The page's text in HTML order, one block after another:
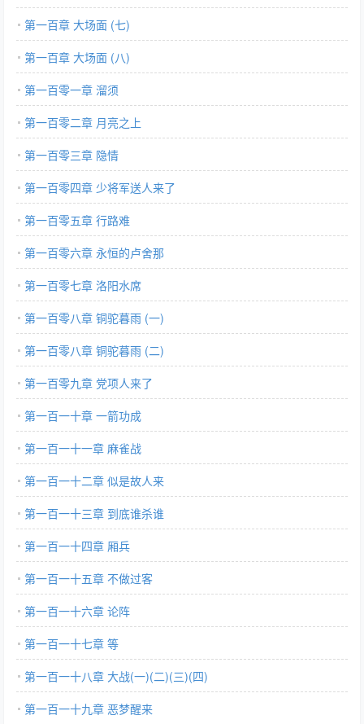
第一百章 大场面 (七)
第一百章 大场面 (八)
第一百零一章 溜须
第一百零二章 月亮之上
第一百零三章 隐情
第一百零四章 少将军送人来了
第一百零五章 行路难
第一百零六章 永恒的卢舍那
第一百零七章 洛阳水席
第一百零八章 铜驼暮雨 (一)
第一百零八章 铜驼暮雨 (二)
第一百零九章 党项人来了
第一百一十章 一箭功成
第一百一十一章 麻雀战
第一百一十二章 似是故人来
第一百一十三章 到底谁杀谁
第一百一十四章 厢兵
第一百一十五章 不做过客
第一百一十六章 论阵
第一百一十七章 等
第一百一十八章 大战(一)(二)(三)(四)
第一百一十九章 恶梦醒来